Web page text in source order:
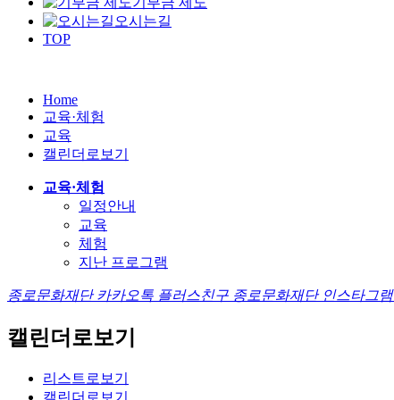
오시는길
TOP
Home
교육·체험
교육
캘린더로보기
교육·체험
일정안내
교육
체험
지난 프로그램
종로문화재단 카카오톡 플러스친구 종로문화재단 인스타그램
캘린더로보기
리스트로보기
캘린더로보기